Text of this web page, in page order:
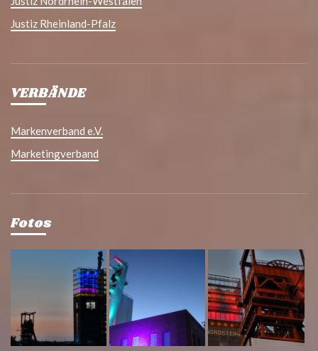
Justiz Rheinland-Pfalz
VERBÄNDE
Markenverband e.V.
Marketingverband
Fotos